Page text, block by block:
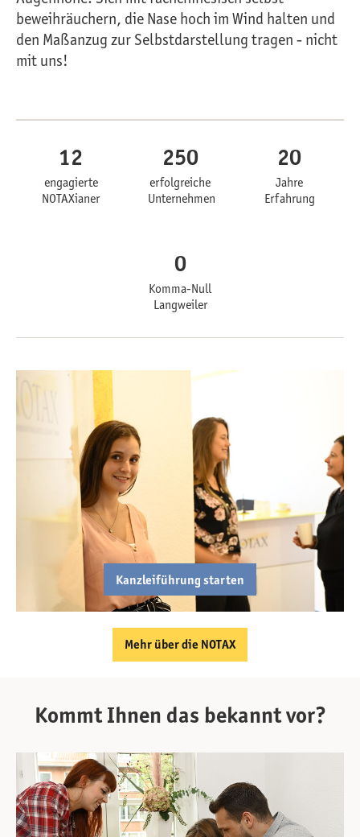
beweihräuchern, die Nase hoch im Wind halten und
den Maßanzug zur Selbstdarstellung tragen - nicht
mit uns!
12
engagierte
NOTAXianer
250
erfolgreiche
Unternehmen
20
Jahre
Erfahrung
0
Komma-Null
Langweiler
Kanzleiführung starten
Mehr über die NOTAX
Kommt Ihnen das bekannt vor?